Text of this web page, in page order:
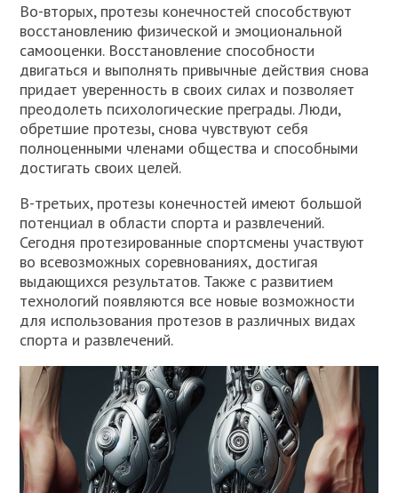
Во-вторых, протезы конечностей способствуют
восстановлению физической и эмоциональной
самооценки. Восстановление способности
двигаться и выполнять привычные действия снова
придает уверенность в своих силах и позволяет
преодолеть психологические преграды. Люди,
обретшие протезы, снова чувствуют себя
полноценными членами общества и способными
достигать своих целей.
В-третьих, протезы конечностей имеют большой
потенциал в области спорта и развлечений.
Сегодня протезированные спортсмены участвуют
во всевозможных соревнованиях, достигая
выдающихся результатов. Также с развитием
технологий появляются все новые возможности
для использования протезов в различных видах
спорта и развлечений.